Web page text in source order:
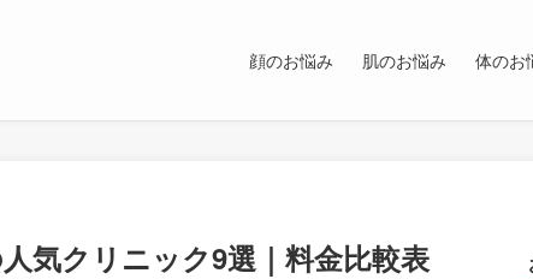
顔のお悩み 肌のお悩み 体のお
気クリニック9選｜料金比較表